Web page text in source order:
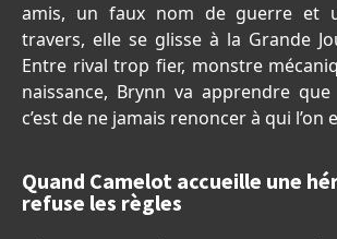
amis, un faux nom de guerre et
travers, elle se glisse à la Grande
Entre rival trop fier, monstre
naissance, Brynn va apprendre
c’est de ne jamais renoncer à qui l’on
Quand Camelot accueille une
refuse les règles